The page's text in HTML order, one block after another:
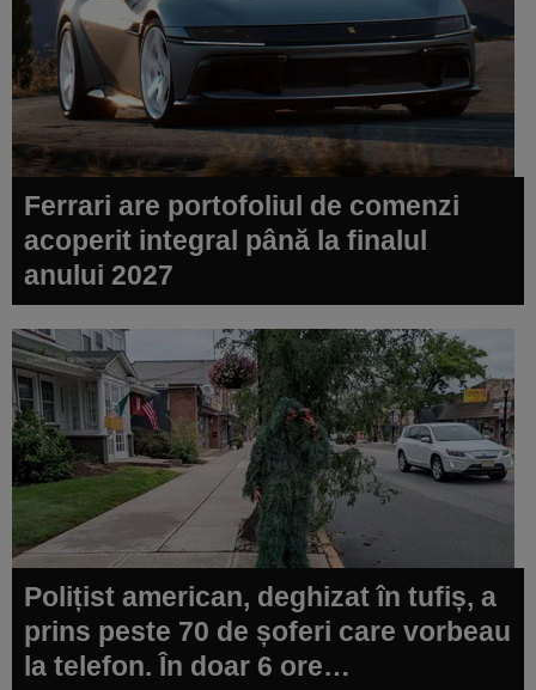
Ferrari are portofoliul de comenzi
acoperit integral până la finalul
anului 2027
Polițist american, deghizat în tufiș, a
prins peste 70 de șoferi care vorbeau
la telefon. În doar 6 ore…